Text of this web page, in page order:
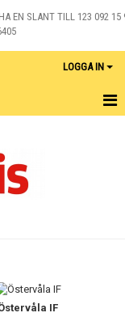
EN SLANT TILL 123 092 15
LOGGA IN
IF